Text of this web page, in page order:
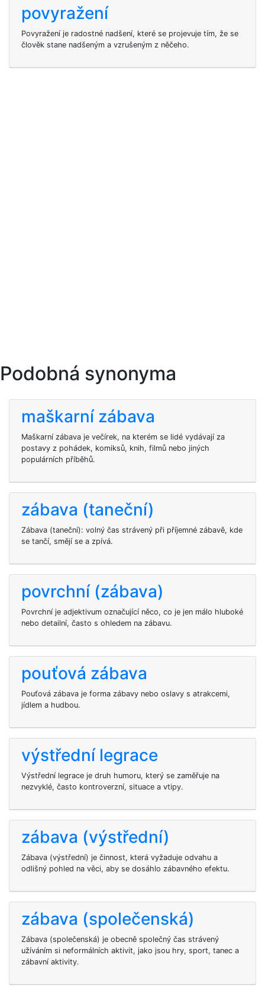
povyražení
Povyražení je radostné nadšení, které se projevuje tím, že se
člověk stane nadšeným a vzrušeným z něčeho.
Podobná synonyma
maškarní zábava
Maškarní zábava je večírek, na kterém se lidé vydávají za
postavy z pohádek, komiksů, knih, filmů nebo jiných
populárních příběhů.
zábava (taneční)
Zábava (taneční): volný čas strávený při příjemné zábavě, kde
se tančí, smějí se a zpívá.
povrchní (zábava)
Povrchní je adjektivum označující něco, co je jen málo hluboké
nebo detailní, často s ohledem na zábavu.
pouťová zábava
Pouťová zábava je forma zábavy nebo oslavy s atrakcemi,
jídlem a hudbou.
výstřední legrace
Výstřední legrace je druh humoru, který se zaměřuje na
nezvyklé, často kontroverzní, situace a vtipy.
zábava (výstřední)
Zábava (výstřední) je činnost, která vyžaduje odvahu a
odlišný pohled na věci, aby se dosáhlo zábavného efektu.
zábava (společenská)
Zábava (společenská) je obecně společný čas strávený
užíváním si neformálních aktivit, jako jsou hry, sport, tanec a
zábavní aktivity.